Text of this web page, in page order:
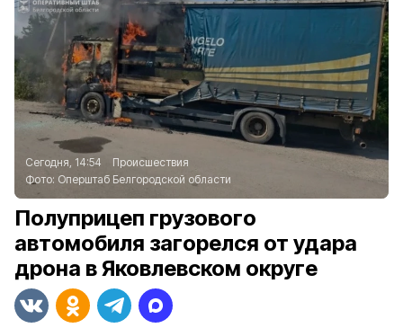
Сегодня, 14:54
Происшествия
Фото: Оперштаб Белгородской области
Полуприцеп грузового
автомобиля загорелся от удара
дрона в Яковлевском округе